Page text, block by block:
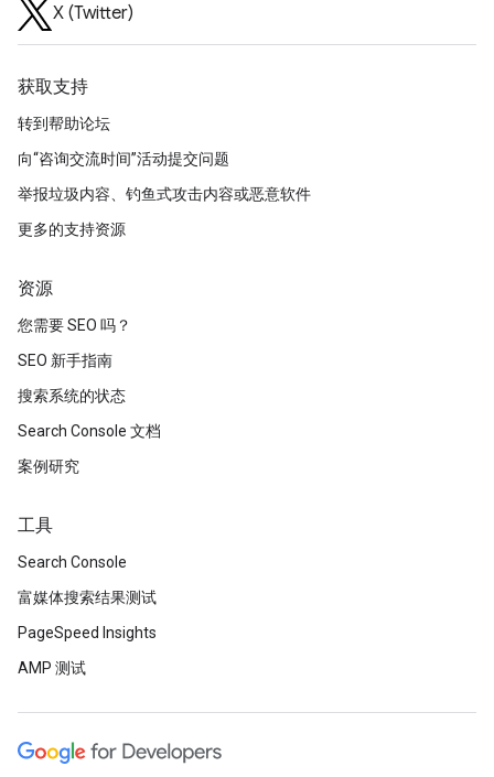
X (Twitter)
获取支持
转到帮助论坛
向“咨询交流时间”活动提交问题
举报垃圾内容、钓鱼式攻击内容或恶意软件
更多的支持资源
资源
您需要 SEO 吗？
SEO 新手指南
搜索系统的状态
Search Console 文档
案例研究
工具
Search Console
富媒体搜索结果测试
PageSpeed Insights
AMP 测试